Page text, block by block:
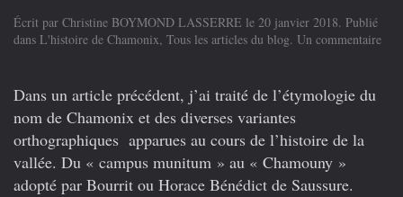
Écrit par Christine BOYMOND LASSERRE le 20 janvier 2018. Publié
dans L'histoire de Chamonix, Tous les articles du blog. Un commentairesur
Dans un article précédent, j’ai traité de l’étymologie du
nom de Chamonix et des diverses variantes
orthographiques apparues au cours de l’histoire de la
vallée. Du « campus munitum » au « Chamouny »
adopté par Bourrit ou Horace Bénédict de Saussure.